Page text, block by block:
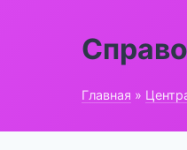
Главная »